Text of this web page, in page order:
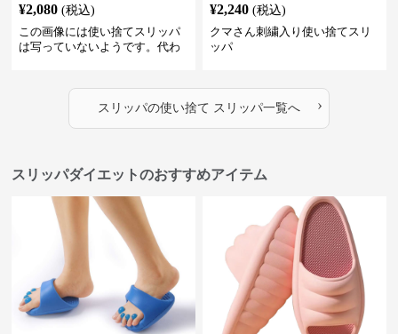
¥2,080 (税込)
この画像には使い捨てスリッパ
は写っていないようです。代わ
ています。これらは再利用可能
な通常の室内履きスリッパのよ
うに見えます。
¥2,240 (税込)
クマさん刺繍入り使い捨てスリ
ッパ
スリッパの使い捨て スリッパ一覧へ ›
スリッパダイエットのおすすめアイテム